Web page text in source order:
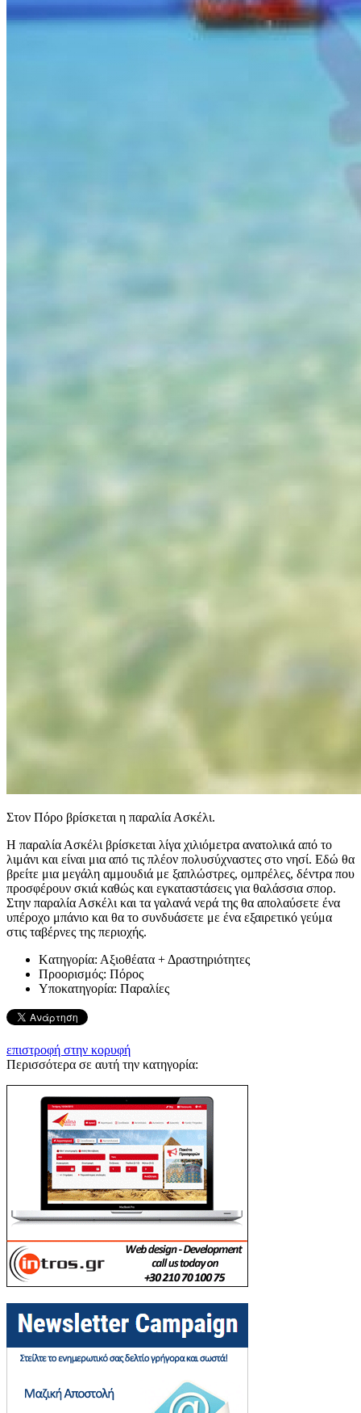
Στον Πόρο βρίσκεται η παραλία Ασκέλι.
Η παραλία Ασκέλι βρίσκεται λίγα χιλιόμετρα ανατολικά από το
λιμάνι και είναι μια από τις πλέον πολυσύχναστες στο νησί. Εδώ θα
βρείτε μια μεγάλη αμμουδιά με ξαπλώστρες, ομπρέλες, δέντρα που
προσφέρουν σκιά καθώς και εγκαταστάσεις για θαλάσσια σπορ.
Στην παραλία Ασκέλι και τα γαλανά νερά της θα απολαύσετε ένα
υπέροχο μπάνιο και θα το συνδυάσετε με ένα εξαιρετικό γεύμα
στις ταβέρνες της περιοχής.
Kατηγορία: Αξιοθέατα + Δραστηριότητες
Προορισμός: Πόρος
Υποκατηγορία: Παραλίες
επιστροφή στην κορυφή
Περισσότερα σε αυτή την κατηγορία: